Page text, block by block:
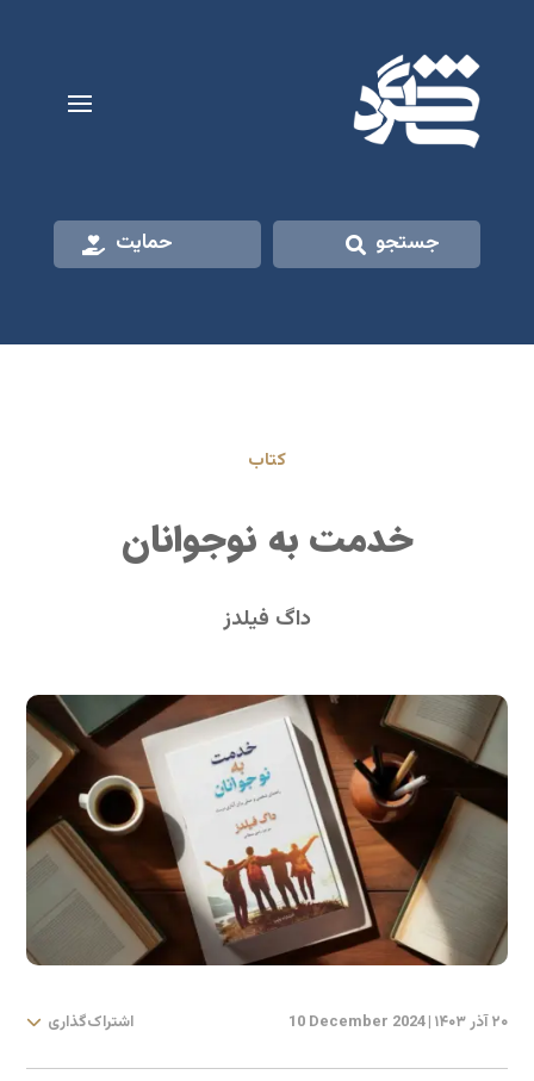
جستجو حمایت
کتاب
خدمت به نوجوانان
داگ فیلدز
اشتراک‌گذاری ۲۰ آذر ۱۴۰۳ |
10 December 2024